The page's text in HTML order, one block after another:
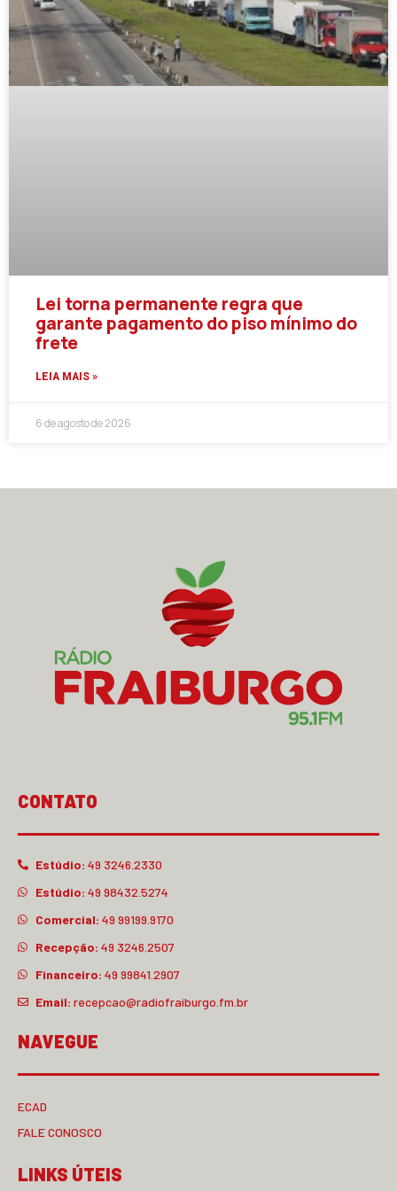
Lei torna permanente regra que
garante pagamento do piso mínimo do
frete
LEIA MAIS »
6 de agosto de 2026
CONTATO
Estúdio: 49 3246.2330
Estúdio: 49 98432.5274
Comercial: 49 99199.9170
Recepção: 49 3246.2507
Financeiro: 49 99841.2907
Email: recepcao@radiofraiburgo.fm.br
NAVEGUE
ECAD
FALE CONOSCO
LINKS ÚTEIS